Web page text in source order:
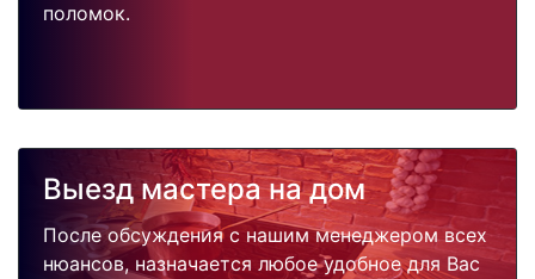
поломок.
Выезд мастера на дом
После обсуждения с нашим менеджером всех
нюансов, назначается любое удобное для Вас